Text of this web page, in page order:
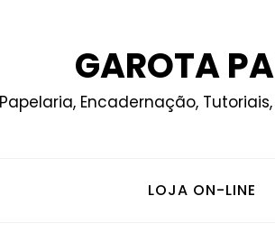
GAROTA
Papelaria, Encadernação,
LOJA ON-LINE